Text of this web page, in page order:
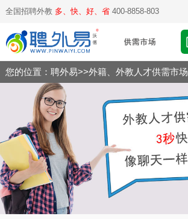
全国招聘外教 多、快、好、省400-8858-803
您的位置： 聘外易>>外籍、外教人才供需市场